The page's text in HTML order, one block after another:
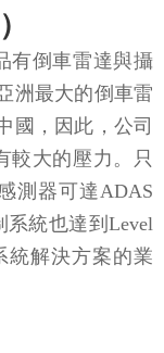
有倒車雷達與攝
洲最大的倒車雷
國，因此，公司
較大的壓力。只
測器可達ADAS
系統也達到Level
統解決方案的業